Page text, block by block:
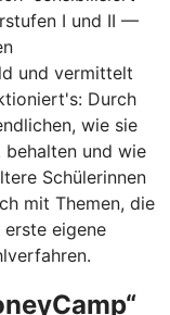
I und II —
und vermittelt
Durch
wie sie
behalten und wie
Schülerinnen
mit Themen, die
erste eigene